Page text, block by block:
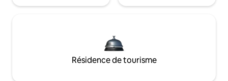
Résidence de tourisme